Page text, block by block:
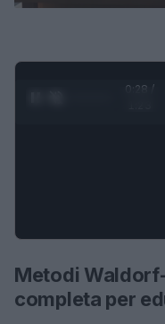
0:28 /
Metodi
completa per